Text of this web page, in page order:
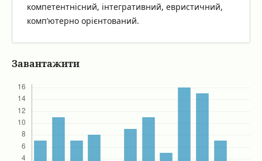
компетентнісний, інтегративний, евристичний,
комп’ютерно орієнтований.
Завантажити